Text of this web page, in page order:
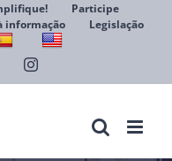
Participe
informação
Legislação
Instagram